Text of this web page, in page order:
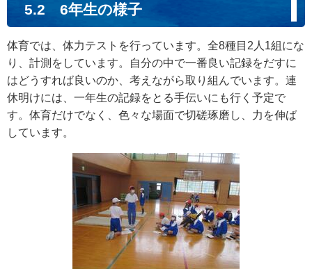
5.2 6年生の様子
体育では、体力テストを行っています。全8種目2人1組にな
り、計測をしています。自分の中で一番良い記録をだすに
はどうすれば良いのか、考えながら取り組んでいます。連
休明けには、一年生の記録をとる手伝いにも行く予定で
す。体育だけでなく、色々な場面で切磋琢磨し、力を伸ば
しています。